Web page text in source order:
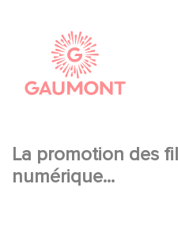
La promotion des
numérique...